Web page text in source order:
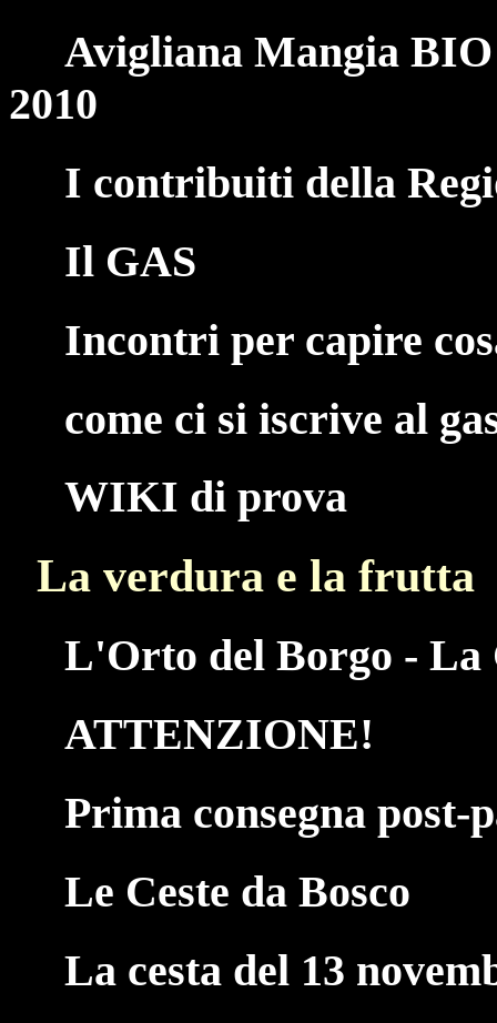
Avigliana Mangia BIO
2010
I contribuiti della
Il GAS
Incontri per capire
come ci si iscrive al
WIKI di prova
La verdura e la frutta
L'Orto del Borgo - La
ATTENZIONE!
Prima consegna post-
Le Ceste da Bosco
La cesta del 13